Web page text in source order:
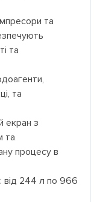
та
та
та
екран з
та
процесу в
від 244 л по 966